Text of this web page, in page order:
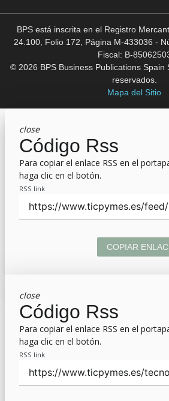
BPS está inscrita en el Registro
24.100, Folio 172, Página M-433036 -
Fiscal: B-
© 2026 BPS Business Publications Spain
reservados.
Mapa del Sitio
close
Código Rss
Para copiar el enlace RSS en el
haga clic en el botón.
RSS link
COPIAR
close
Código Rss
Para copiar el enlace RSS en el
haga clic en el botón.
RSS link